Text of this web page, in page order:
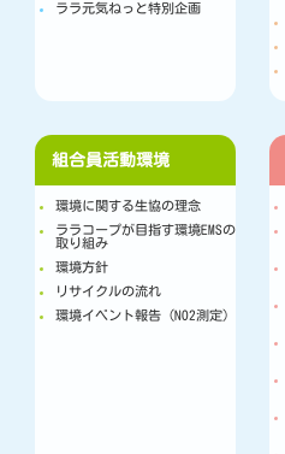
ララ元気ねっと特別企画
組合員活動環境
環境に関する生協の理念
ララコープが目指す環境EMSの
取り組み
環境方針
リサイクルの流れ
環境イベント報告（NO2測定）